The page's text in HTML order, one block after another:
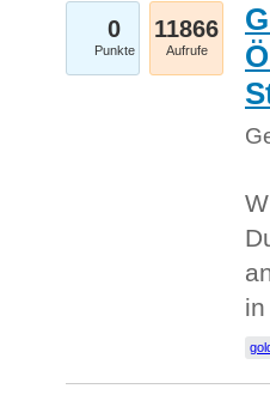
0
Punkte
11866
Aufrufe